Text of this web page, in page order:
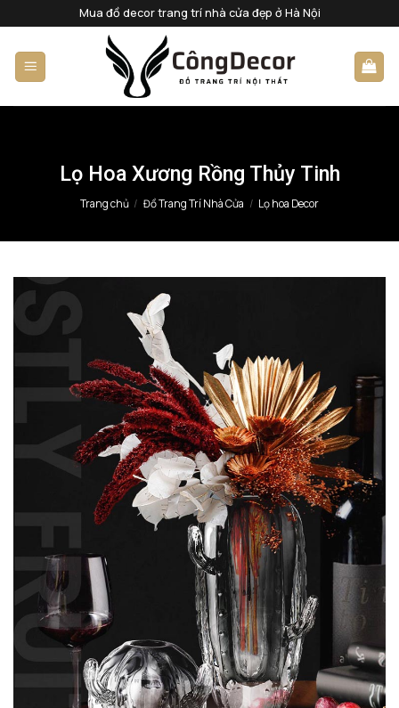
qua
nội
dung
Mua đồ decor trang trí nhà cửa đẹp ở Hà Nội
Lọ Hoa Xương Rồng Thủy Tinh
Trang chủ / Đồ Trang Trí Nhà Cửa / Lọ hoa Decor